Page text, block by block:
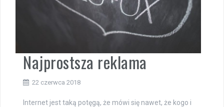
Najprostsza reklama
22 czerwca 2018
Internet jest taką potęgą, że mówi się nawet, że kogo i